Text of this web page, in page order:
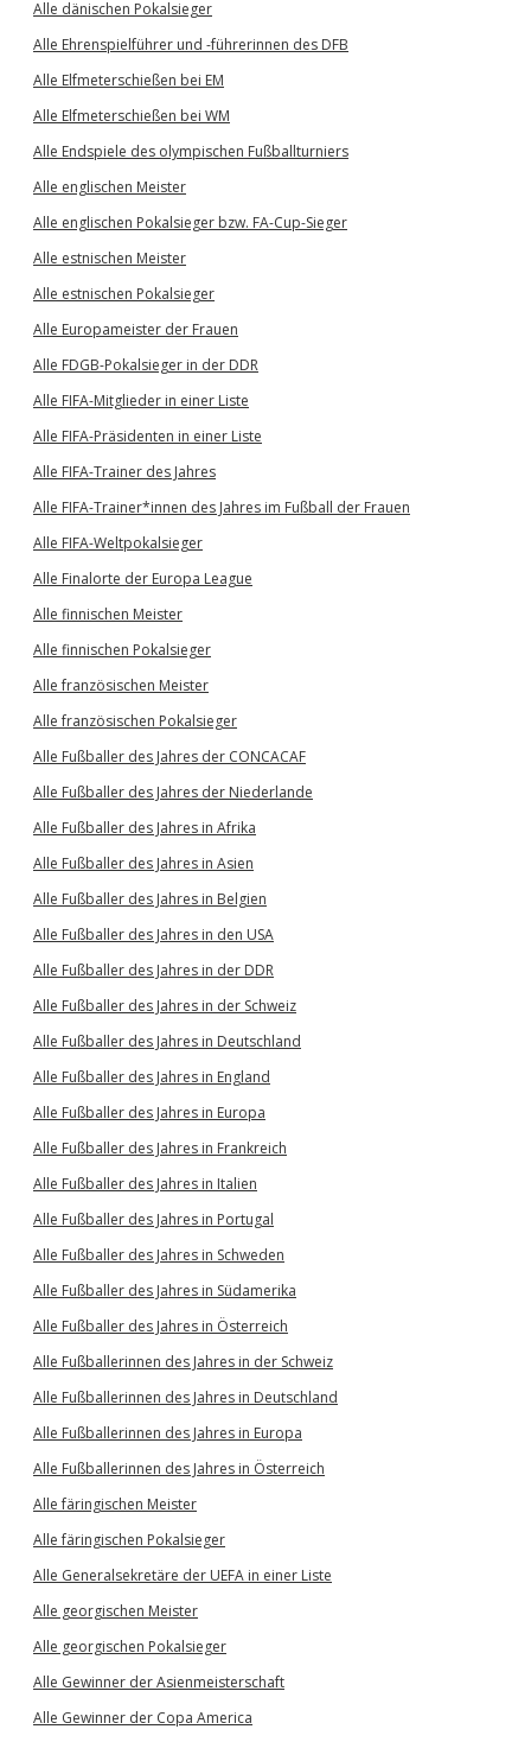
Alle dänischen Pokalsieger
Alle Ehrenspielführer und -führerinnen des DFB
Alle Elfmeterschießen bei EM
Alle Elfmeterschießen bei WM
Alle Endspiele des olympischen Fußballturniers
Alle englischen Meister
Alle englischen Pokalsieger bzw. FA-Cup-Sieger
Alle estnischen Meister
Alle estnischen Pokalsieger
Alle Europameister der Frauen
Alle FDGB-Pokalsieger in der DDR
Alle FIFA-Mitglieder in einer Liste
Alle FIFA-Präsidenten in einer Liste
Alle FIFA-Trainer des Jahres
Alle FIFA-Trainer*innen des Jahres im Fußball der Frauen
Alle FIFA-Weltpokalsieger
Alle Finalorte der Europa League
Alle finnischen Meister
Alle finnischen Pokalsieger
Alle französischen Meister
Alle französischen Pokalsieger
Alle Fußballer des Jahres der CONCACAF
Alle Fußballer des Jahres der Niederlande
Alle Fußballer des Jahres in Afrika
Alle Fußballer des Jahres in Asien
Alle Fußballer des Jahres in Belgien
Alle Fußballer des Jahres in den USA
Alle Fußballer des Jahres in der DDR
Alle Fußballer des Jahres in der Schweiz
Alle Fußballer des Jahres in Deutschland
Alle Fußballer des Jahres in England
Alle Fußballer des Jahres in Europa
Alle Fußballer des Jahres in Frankreich
Alle Fußballer des Jahres in Italien
Alle Fußballer des Jahres in Portugal
Alle Fußballer des Jahres in Schweden
Alle Fußballer des Jahres in Südamerika
Alle Fußballer des Jahres in Österreich
Alle Fußballerinnen des Jahres in der Schweiz
Alle Fußballerinnen des Jahres in Deutschland
Alle Fußballerinnen des Jahres in Europa
Alle Fußballerinnen des Jahres in Österreich
Alle färingischen Meister
Alle färingischen Pokalsieger
Alle Generalsekretäre der UEFA in einer Liste
Alle georgischen Meister
Alle georgischen Pokalsieger
Alle Gewinner der Asienmeisterschaft
Alle Gewinner der Copa America